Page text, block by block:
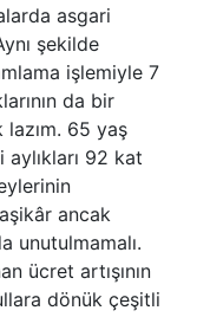
asgari
şekilde
işlemiyle 7
da bir
lazım. 65 yaş
aylıkları 92 kat
ancak
unutulmamalı.
ücret artışının
dönük çeşitli